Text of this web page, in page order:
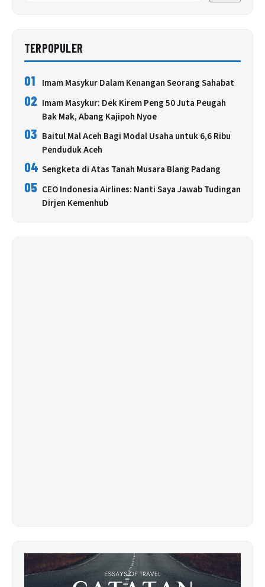
TERPOPULER
01 Imam Masykur Dalam Kenangan Seorang Sahabat
02 Imam Masykur: Dek Kirem Peng 50 Juta Peugah
Bak Mak, Abang Kajipoh Nyoe
03 Baitul Mal Aceh Bagi Modal Usaha untuk 6,6 Ribu
Penduduk Aceh
04 Sengketa di Atas Tanah Musara Blang Padang
05 CEO Indonesia Airlines: Nanti Saya Jawab Tudingan
Dirjen Kemenhub